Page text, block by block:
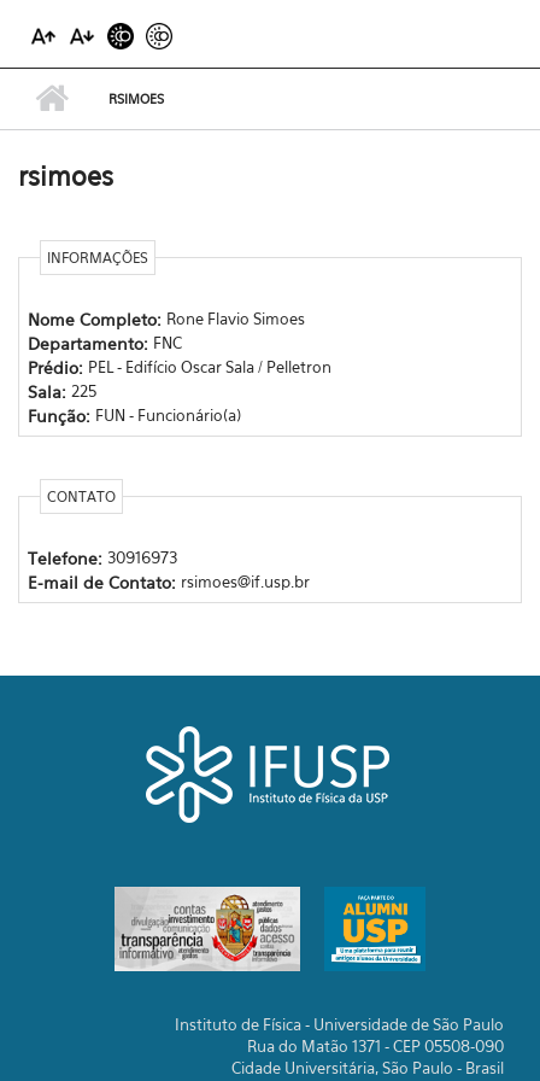
RSIMOES
rsimoes
INFORMAÇÕES
Nome Completo: Rone Flavio Simoes
Departamento: FNC
Prédio: PEL - Edifício Oscar Sala / Pelletron
Sala: 225
Função: FUN - Funcionário(a)
CONTATO
Telefone: 30916973
E-mail de Contato: rsimoes@if.usp.br
Instituto de Física - Universidade de São Paulo
Rua do Matão 1371 - CEP 05508-090
Cidade Universitária, São Paulo - Brasil